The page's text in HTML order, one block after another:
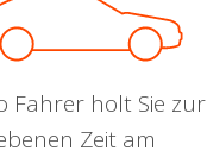
Fahrer holt Sie zur
Zeit am